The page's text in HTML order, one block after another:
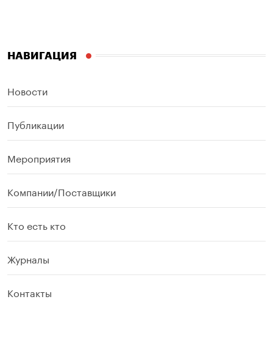
НАВИГАЦИЯ
Новости
Публикации
Мероприятия
Компании/Поставщики
Кто есть кто
Журналы
Контакты